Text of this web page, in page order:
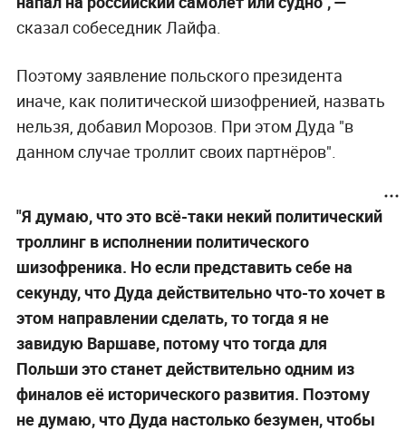
сказал собеседник Лайфа.
Поэтому заявление польского президента
иначе, как политической шизофренией, назвать
нельзя, добавил Морозов. При этом Дуда "в
данном случае троллит своих партнёров".
"Я думаю, что это всё-таки некий политический
троллинг в исполнении политического
шизофреника. Но если представить себе на
секунду, что Дуда действительно что-то хочет в
этом направлении сделать, то тогда я не
завидую Варшаве, потому что тогда для
Польши это станет действительно одним из
финалов её исторического развития. Поэтому
не думаю, что Дуда настолько безумен, чтобы